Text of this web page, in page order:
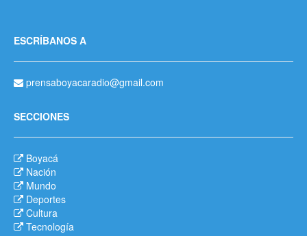
ESCRÍBANOS A
prensaboyacaradio@gmail.com
SECCIONES
Boyacá
Nación
Mundo
Deportes
Cultura
Tecnología